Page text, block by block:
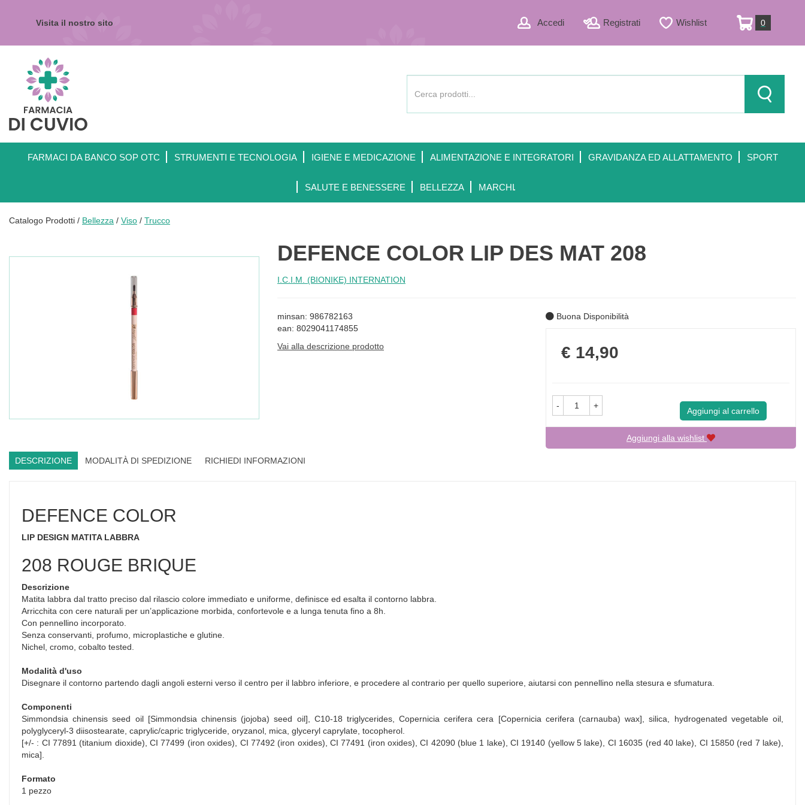
Visita il nostro sito Accedi Registrati Wishlist 0
ARTICOLI
Farmacia
Cuvio
Prodotto
Cerca
FARMACI DA BANCO SOP OTC STRUMENTI E TECNOLOGIA IGIENE E MEDICAZIONE ALIMENTAZIONE E INTEGRATORI GRAVIDANZA ED ALLATTAMENTO SPORT
SALUTE E BENESSERE BELLEZZA MARCHI
Catalogo Prodotti / Bellezza / Viso / Trucco
DEFENCE COLOR LIP DES MAT 208
I.C.I.M. (BIONIKE) INTERNATION
minsan: 986782163
ean: 8029041174855
Vai alla descrizione prodotto
Buona Disponibilità
Prezzo
€ 14,90
- +
Aggiungi al carrello
Aggiungi alla wishlist
DESCRIZIONE MODALITÀ DI SPEDIZIONE RICHIEDI INFORMAZIONI
DEFENCE COLOR
LIP DESIGN MATITA LABBRA
208 ROUGE BRIQUE
Descrizione
Matita labbra dal tratto preciso dal rilascio colore immediato e uniforme, definisce ed esalta il contorno labbra.
Arricchita con cere naturali per un’applicazione morbida, confortevole e a lunga tenuta fino a 8h.
Con pennellino incorporato.
Senza conservanti, profumo, microplastiche e glutine.
Nichel, cromo, cobalto tested.
Modalità d'uso
Disegnare il contorno partendo dagli angoli esterni verso il centro per il labbro inferiore, e procedere al contrario per quello superiore, aiutarsi con pennellino nella stesura e sfumatura.
Componenti
Simmondsia chinensis seed oil [Simmondsia chinensis (jojoba) seed oil], C10-18 triglycerides, Copernicia cerifera cera [Copernicia cerifera (carnauba) wax], silica, hydrogenated vegetable oil,
polyglyceryl-3 diisostearate, caprylic/capric triglyceride, oryzanol, mica, glyceryl caprylate, tocopherol.
[+/- : CI 77891 (titanium dioxide), CI 77499 (iron oxides), CI 77492 (iron oxides), CI 77491 (iron oxides), CI 42090 (blue 1 lake), CI 19140 (yellow 5 lake), CI 16035 (red 40 lake), CI 15850 (red 7 lake),
mica].
Formato
1 pezzo